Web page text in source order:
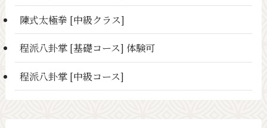
陳式太極拳 [中級クラス]
程派八卦掌 [基礎コース] 体験可
程派八卦掌 [中級コース]